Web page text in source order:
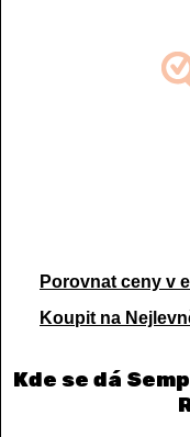
Porovnat ceny v
Koupit na
Kde se dá